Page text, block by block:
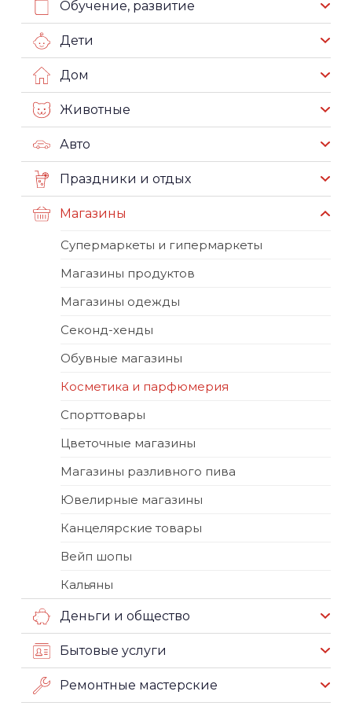
Обучение, развитие
Дети
Дом
Животные
Авто
Праздники и отдых
Магазины
Супермаркеты и гипермаркеты
Магазины продуктов
Магазины одежды
Секонд-хенды
Обувные магазины
Косметика и парфюмерия
Спорттовары
Цветочные магазины
Магазины разливного пива
Ювелирные магазины
Канцелярские товары
Вейп шопы
Кальяны
Деньги и общество
Бытовые услуги
Ремонтные мастерские